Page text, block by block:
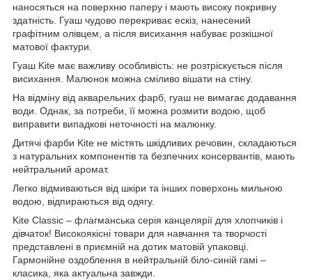
наносяться на поверхню паперу і мають високу покривну
здатність. Гуаш чудово перекриває ескіз, нанесений
графітним олівцем, а після висихання набуває розкішної
матової фактури.
Гуаш Kite має важливу особливість: не розтріскується після
висихання. Малюнок можна сміливо вішати на стіну.
На відміну від акварельних фарб, гуаш не вимагає додавання
води. Однак, за потреби, її можна розмити водою, щоб
виправити випадкові неточності на малюнку.
Дитячі фарби Kite не містять шкідливих речовин, складаються
з натуральних компонентів та безпечних консервантів, мають
нейтральний аромат.
Легко відмиваються від шкіри та інших поверхонь мильною
водою, відпираються від одягу.
Kite Classic – флагманська серія канцелярії для хлопчиків і
дівчаток! Високоякісні товари для навчання та творчості
представлені в приємній на дотик матовій упаковці.
Гармонійне оздоблення в нейтральній біло-синій гамі –
класика, яка актуальна завжди.